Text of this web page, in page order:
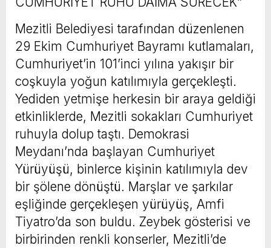
Mezitli Belediyesi tarafından düzenlenen
29 Ekim Cumhuriyet Bayramı kutlamaları,
Cumhuriyet’in 101’inci yılına yakışır bir
coşkuyla yoğun katılımıyla gerçekleşti.
Yediden yetmişe herkesin bir araya geldiği
etkinliklerde, Mezitli sokakları Cumhuriyet
ruhuyla dolup taştı. Demokrasi
Meydanı’nda başlayan Cumhuriyet
Yürüyüşü, binlerce kişinin katılımıyla dev
bir şölene dönüştü. Marşlar ve şarkılar
eşliğinde gerçekleşen yürüyüş, Amfi
Tiyatro’da son buldu. Zeybek gösterisi ve
birbirinden renkli konserler, Mezitli’de